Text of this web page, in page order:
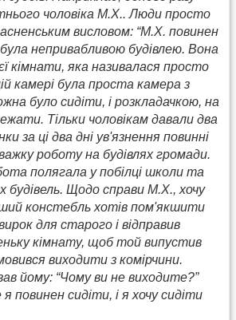
чоловіка М.Х.. Люди просто
висловом: “М.Х. повинен
непривабливою будівлею. Вона
кімнати, яка називалася просто
камері була проста камера з
було сидіти, і розкладачкою, на
Тільки чоловікам давали два
за ці два дні ув'язнення повинні
роботу на будівлях громади.
полягала у побілці школи та
будівель. Щодо справи М.Х., хочу
констебль хотів пом'якшити
для старого і відправив
кімнату, щоб той випустив
виходити з комірчини.
йому: “Чому ви не виходите?”
я повинен сидіти, і я хочу сидіти